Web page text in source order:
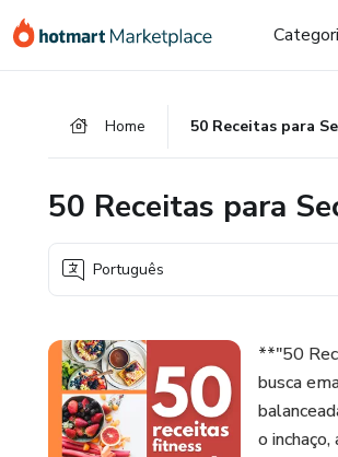
para
para
para
Home
50 Receitas para
Português
**"50
busca
o